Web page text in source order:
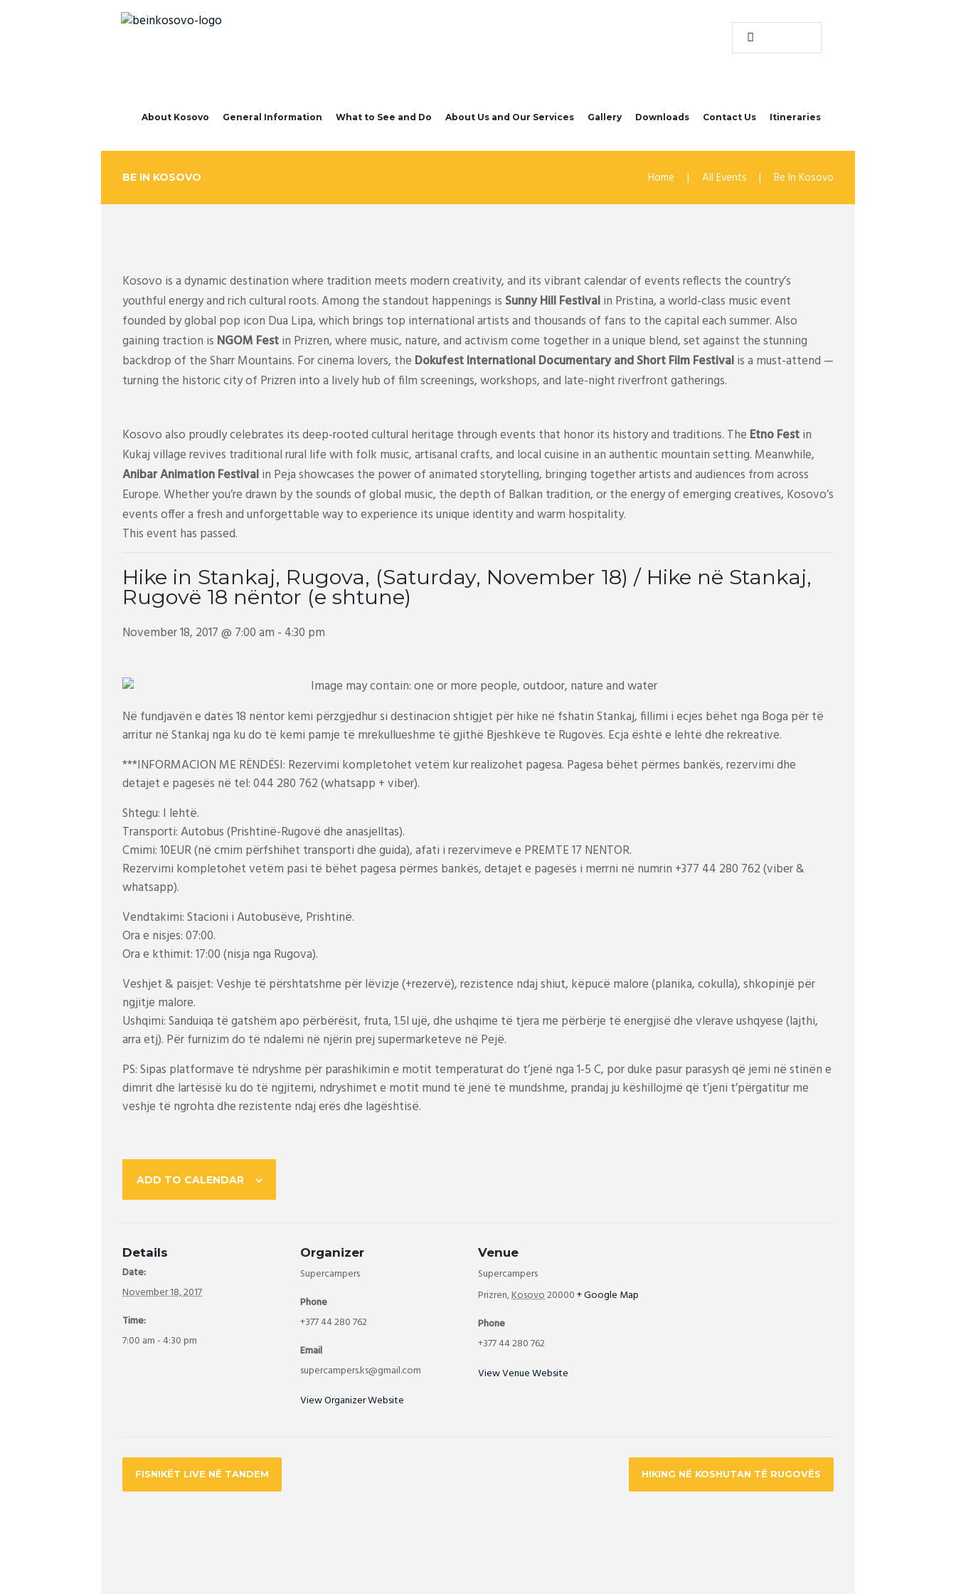
About Kosovo General Information What to See and Do About Us and Our Services Gallery Downloads Contact Us Itineraries
BE IN KOSOVO Home All Events Be In Kosovo
Kosovo is a dynamic destination where tradition meets modern creativity, and its vibrant calendar of events reflects the country’s
youthful energy and rich cultural roots. Among the standout happenings is Sunny Hill Festivalin Pristina, a world-class music event
founded by global pop icon Dua Lipa, which brings top international artists and thousands of fans to the capital each summer. Also
gaining traction is NGOM Festin Prizren, where music, nature, and activism come together in a unique blend, set against the stunning
backdrop of the Sharr Mountains. For cinema lovers, the Dokufest International Documentary and Short Film Festivalis a must-attend —
turning the historic city of Prizren into a lively hub of film screenings, workshops, and late-night riverfront gatherings.
Kosovo also proudly celebrates its deep-rooted cultural heritage through events that honor its history and traditions. The Etno Festin
Kukaj village revives traditional rural life with folk music, artisanal crafts, and local cuisine in an authentic mountain setting. Meanwhile,
Anibar Animation Festivalin Peja showcases the power of animated storytelling, bringing together artists and audiences from across
Europe. Whether you’re drawn by the sounds of global music, the depth of Balkan tradition, or the energy of emerging creatives, Kosovo’s
events offer a fresh and unforgettable way to experience its unique identity and warm hospitality.
This event has passed.
Hike in Stankaj, Rugova, (Saturday, November 18) / Hike në Stankaj,
Rugovë 18 nëntor (e shtune)
November 18, 2017 @ 7:00 am - 4:30 pm
Në fundjavën e datës 18 nëntor kemi përzgjedhur si destinacion shtigjet për hike në fshatin Stankaj, fillimi i ecjes bëhet nga Boga për të
arritur në Stankaj nga ku do të kemi pamje të mrekullueshme të gjithë Bjeshkëve të Rugovës. Ecja është e lehtë dhe rekreative.
***INFORMACION ME RËNDËSI: Rezervimi kompletohet vetëm kur realizohet pagesa. Pagesa bëhet përmes bankës, rezervimi dhe
detajet e pagesës në tel: 044 280 762 (whatsapp + viber).
Shtegu: I lehtë.
Transporti: Autobus (Prishtinë-Rugovë dhe anasjelltas).
Cmimi: 10EUR (në cmim përfshihet transporti dhe guida), afati i rezervimeve e PREMTE 17 NENTOR.
Rezervimi kompletohet vetëm pasi të bëhet pagesa përmes bankës, detajet e pagesës i merrni në numrin +377 44 280 762 (viber &
whatsapp).
Vendtakimi: Stacioni i Autobusëve, Prishtinë.
Ora e nisjes: 07:00.
Ora e kthimit: 17:00 (nisja nga Rugova).
Veshjet & paisjet: Veshje të përshtatshme për lëvizje (+rezervë), rezistence ndaj shiut, këpucë malore (planika, cokulla), shkopinjë për
ngjitje malore.
Ushqimi: Sanduiqa të gatshëm apo përbërësit, fruta, 1.5l ujë, dhe ushqime të tjera me përbërje të energjisë dhe vlerave ushqyese (lajthi,
arra etj). Për furnizim do të ndalemi në njërin prej supermarketeve në Pejë.
PS: Sipas platformave të ndryshme për parashikimin e motit temperaturat do t’jenë nga 1-5 C, por duke pasur parasysh që jemi në stinën e
dimrit dhe lartësisë ku do të ngjitemi, ndryshimet e motit mund të jenë të mundshme, prandaj ju këshillojmë që t’jeni t’përgatitur me
veshje të ngrohta dhe rezistente ndaj erës dhe lagështisë.
ADD TO CALENDAR
Details
Date:
November 18, 2017
Time:
7:00 am - 4:30 pm
Organizer
Supercampers
Phone
+377 44 280 762
Email
supercampers.ks@gmail.com
View Organizer Website
Venue
Supercampers
Prizren,Kosovo20000+ Google Map
Phone
+377 44 280 762
View Venue Website
FISNIKËT LIVE NË TANDEM HIKING NË KOSHUTAN TË RUGOVËS